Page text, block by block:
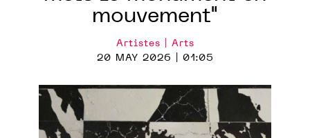
mouvement"
Artistes | Arts
20 MAY 2026 | 01:05